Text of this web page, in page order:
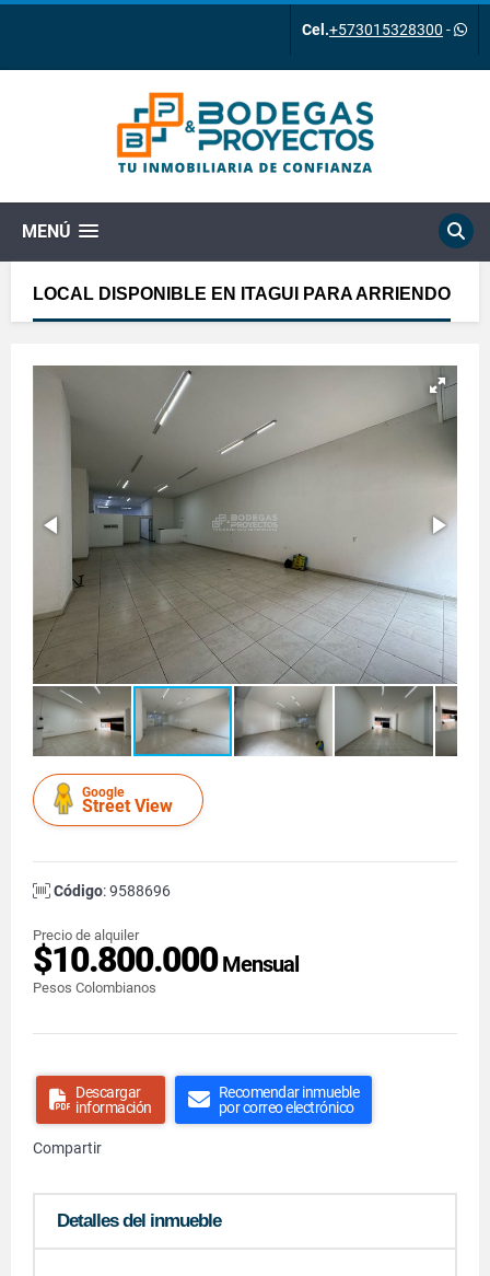
Cel.+573015328300 -
MENÚ
LOCAL DISPONIBLE EN ITAGUI PARA ARRIENDO
Google
Street View
Código: 9588696
Precio de alquiler
$10.800.000Mensual
Pesos Colombianos
Descargar
información
Recomendar inmueble
por correo electrónico
Compartir
Detalles del inmueble